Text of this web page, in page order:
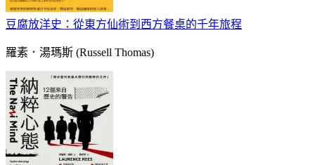
豆腐放洋史：從東方仙術到西方餐桌的千年旅程
羅素．湯瑪斯 (Russell Thomas)